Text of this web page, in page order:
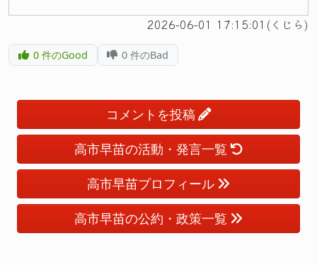
2026-06-01 17:15:01(くじら)
0件のGood 0 件のBad
コメントを投稿
高市早苗の活動・発言一覧
高市早苗プロフィール
高市早苗の公約・政策一覧